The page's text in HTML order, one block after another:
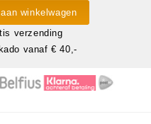
winkelwagen
verzending
vanaf € 40,-